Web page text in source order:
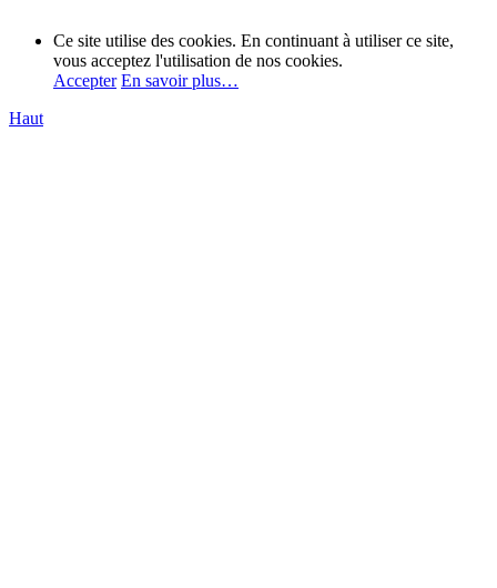
Ce site utilise des cookies. En continuant à utiliser ce site,
vous acceptez l'utilisation de nos cookies.
Accepter En savoir plus…
Haut